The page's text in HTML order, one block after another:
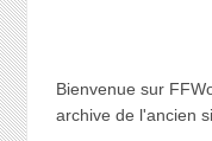
Bienvenue sur
archive de l'ancien